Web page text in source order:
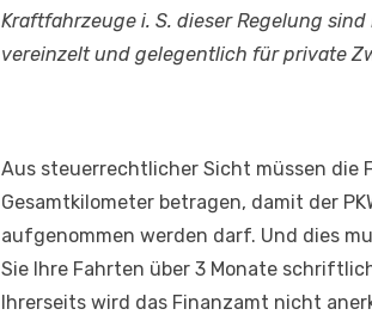
Kraftfahrzeuge i. S. dieser Regelung
vereinzelt und gelegentlich für private
Aus steuerrechtlicher Sicht müssen die
Gesamtkilometer betragen, damit der
aufgenommen werden darf. Und dies
Sie Ihre Fahrten über 3 Monate
Ihrerseits wird das Finanzamt nicht